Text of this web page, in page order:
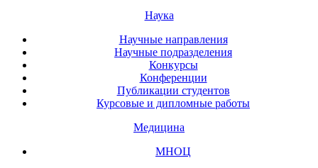
Наука
Научные направления
Научные подразделения
Конкурсы
Конференции
Публикации студентов
Курсовые и дипломные работы
Медицина
МНОЦ